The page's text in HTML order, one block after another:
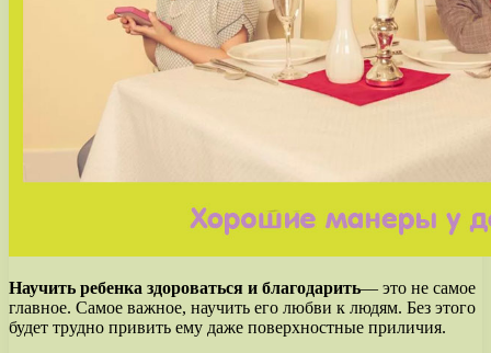
Научить ребенка здороваться и благодарить— это не самое
главное. Самое важное, научить его любви к людям. Без этого
будет трудно привить ему даже поверхностные приличия.